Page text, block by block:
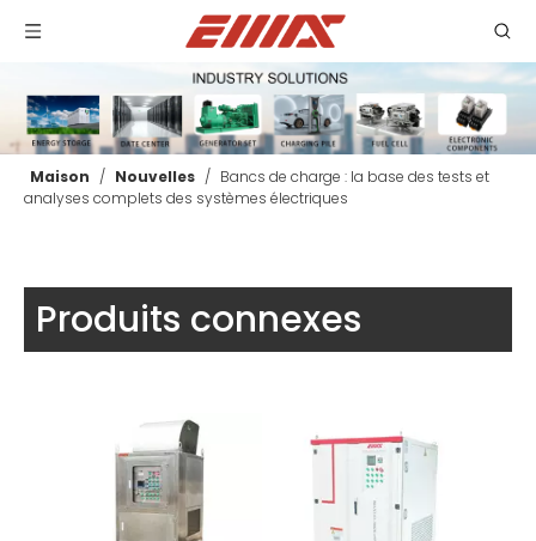
Maison / Nouvelles / Bancs de charge : la base des tests et
analyses complets des systèmes électriques
Produits connexes
enquête